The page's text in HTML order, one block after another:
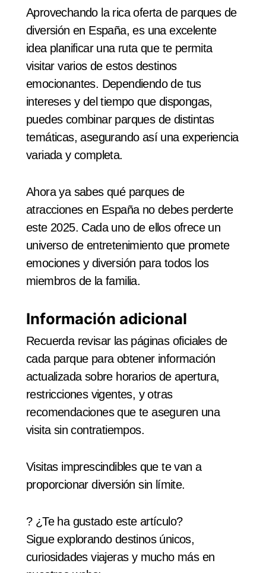
Aprovechando la rica oferta de parques de
diversión en España, es una excelente
idea planificar una ruta que te permita
visitar varios de estos destinos
emocionantes. Dependiendo de tus
intereses y del tiempo que dispongas,
puedes combinar parques de distintas
temáticas, asegurando así una experiencia
variada y completa.
Ahora ya sabes qué parques de
atracciones en España no debes perderte
este 2025. Cada uno de ellos ofrece un
universo de entretenimiento que promete
emociones y diversión para todos los
miembros de la familia.
Información adicional
Recuerda revisar las páginas oficiales de
cada parque para obtener información
actualizada sobre horarios de apertura,
restricciones vigentes, y otras
recomendaciones que te aseguren una
visita sin contratiempos.
Visitas imprescindibles que te van a
proporcionar diversión sin límite.
? ¿Te ha gustado este artículo?
Sigue explorando destinos únicos,
curiosidades viajeras y mucho más en